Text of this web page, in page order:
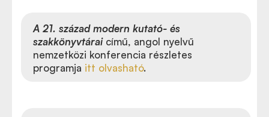
A 21. század modern kutató- és
szakkönyvtárai című, angol nyelvű
nemzetközi konferencia részletes
programja itt olvasható.